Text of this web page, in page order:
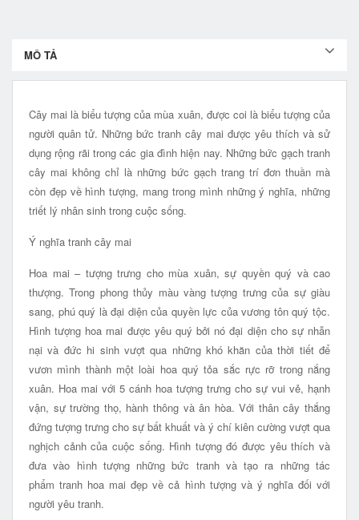
MÔ TẢ
Cây mai là biểu tượng của mùa xuân, được coi là biểu tượng của
người quân tử. Những bức tranh cây mai được yêu thích và sử
dụng rộng rãi trong các gia đình hiện nay. Những bức gạch tranh
cây mai không chỉ là những bức gạch trang trí đơn thuần mà
còn đẹp về hình tượng, mang trong mình những ý nghĩa, những
triết lý nhân sinh trong cuộc sống.
Ý nghĩa tranh cây mai
Hoa mai – tượng trưng cho mùa xuân, sự quyền quý và cao
thượng. Trong phong thủy màu vàng tượng trưng của sự giàu
sang, phú quý là đại diện của quyền lực của vương tôn quý tộc.
Hình tượng hoa mai được yêu quý bởi nó đại diện cho sự nhẫn
nại và đức hi sinh vượt qua những khó khăn của thời tiết để
vươn mình thành một loài hoa quý tỏa sắc rực rỡ trong nắng
xuân. Hoa mai với 5 cánh hoa tượng trưng cho sự vui vẻ, hạnh
vận, sự trường thọ, hành thông và ân hòa. Với thân cây thắng
đứng tượng trưng cho sự bất khuất và ý chí kiên cường vượt qua
nghịch cảnh của cuộc sống. Hình tượng đó được yêu thích và
đưa vào hình tượng những bức tranh và tạo ra những tác
phẩm tranh hoa mai đẹp về cả hình tượng và ý nghĩa đối với
người yêu tranh.